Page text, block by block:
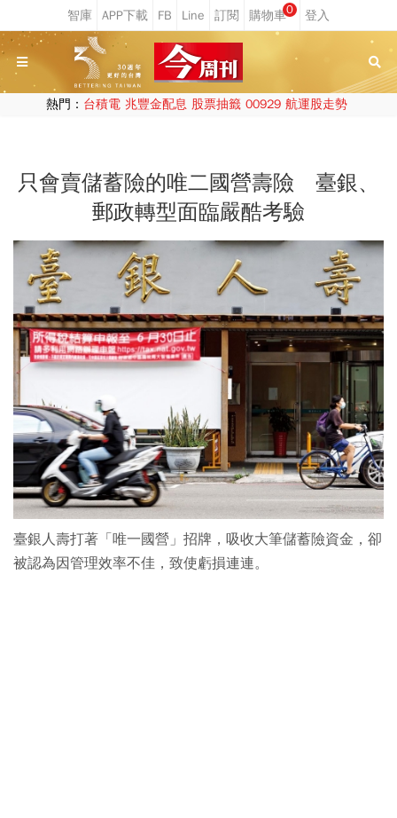
0
熱門： 台積電 兆豐金配息 股票抽籤 00929 航運股走勢
只會賣儲蓄險的唯二國營壽險 臺銀、
郵政轉型面臨嚴酷考驗
臺銀人壽打著「唯一國營」招牌，吸收大筆儲蓄險資金，卻
被認為因管理效率不佳，致使虧損連連。